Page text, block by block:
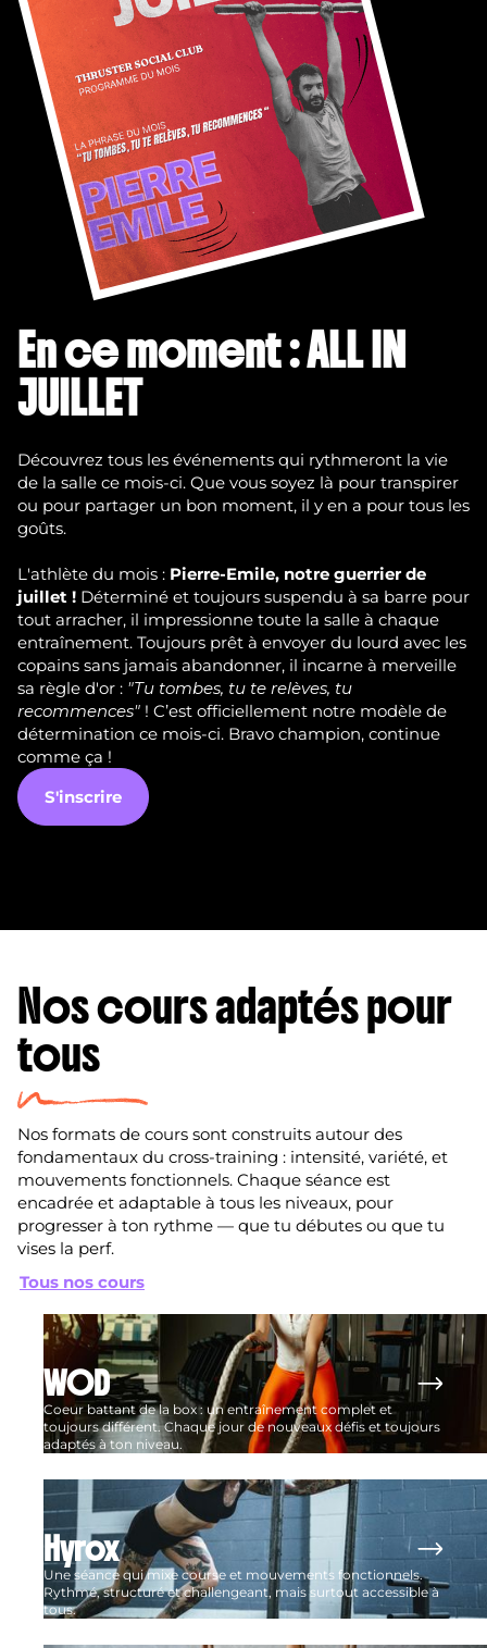
En ce moment : ALL IN
JUILLET
Découvrez tous les événements qui rythmeront la vie
de la salle ce mois-ci. Que vous soyez là pour transpirer
ou pour partager un bon moment, il y en a pour tous les
goûts.
L'athlète du mois : Pierre-Emile, notre guerrier de
juillet ! Déterminé et toujours suspendu à sa barre pour
tout arracher, il impressionne toute la salle à chaque
entraînement. Toujours prêt à envoyer du lourd avec les
copains sans jamais abandonner, il incarne à merveille
sa règle d'or : "Tu tombes, tu te relèves, tu
recommences" ! C’est officiellement notre modèle de
détermination ce mois-ci. Bravo champion, continue
comme ça !
S'inscrire
Nos cours adaptés pour
tous
Nos formats de cours sont construits autour des
fondamentaux du cross-training : intensité, variété, et
mouvements fonctionnels. Chaque séance est
encadrée et adaptable à tous les niveaux, pour
progresser à ton rythme — que tu débutes ou que tu
vises la perf.
Tous nos cours
WOD
Coeur battant de la box : un entraînement complet et
toujours différent. Chaque jour de nouveaux défis et toujours
adaptés à ton niveau.
Hyrox
Une séance qui mixe course et mouvements fonctionnels.
Rythmé, structuré et challengeant, mais surtout accessible à
tous.